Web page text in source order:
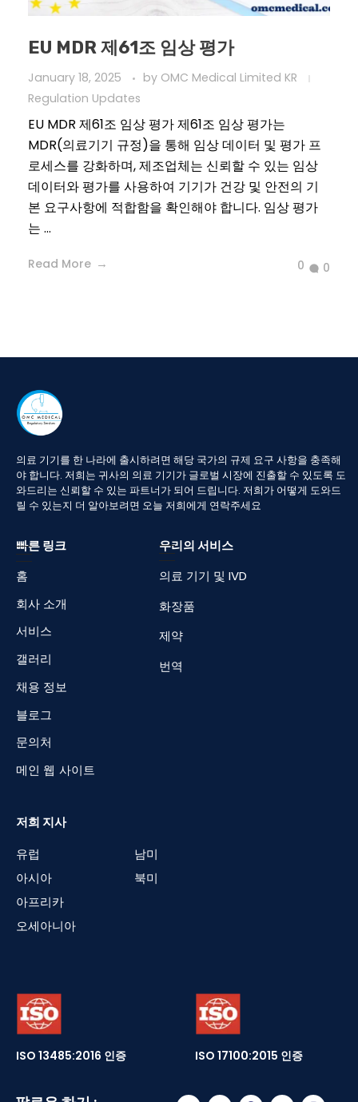
EU MDR 제61조 임상 평가
January 18, 2025 by OMC Medical Limited KR
Regulation Updates
EU MDR 제61조 임상 평가 제61조 임상 평가는
MDR(의료기기 규정)을 통해 임상 데이터 및 평가 프
로세스를 강화하며, 제조업체는 신뢰할 수 있는 임상
데이터와 평가를 사용하여 기기가 건강 및 안전의 기
본 요구사항에 적합함을 확인해야 합니다. 임상 평가
는 ...
Read More 0 0
의료 기기를 한 나라에 출시하려면 해당 국가의 규제 요구 사항을 충족해
야 합니다. 저희는 귀사의 의료 기기가 글로벌 시장에 진출할 수 있도록 도
와드리는 신뢰할 수 있는 파트너가 되어 드립니다. 저희가 어떻게 도와드
릴 수 있는지 더 알아보려면 오늘 저희에게 연락주세요
빠른 링크
홈
회사 소개
서비스
갤러리
채용 정보
블로그
문의처
메인 웹 사이트
우리의 서비스
의료 기기 및 IVD
화장품
제약
번역
저희 지사
유럽
아시아
아프리카
오세아니아
남미
북미
ISO 13485:2016 인증 ISO 17100:2015 인증